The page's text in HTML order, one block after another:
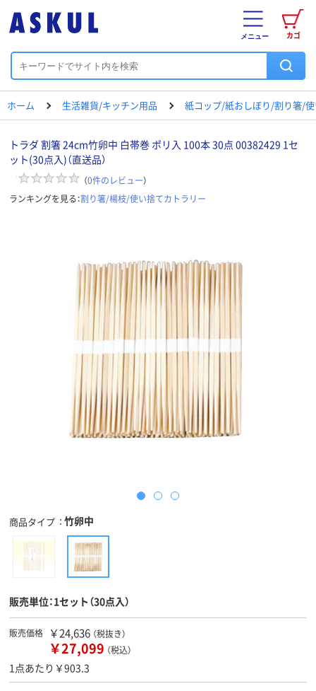
カゴ
メニュー
ホーム 生活雑貨/キッチン用品 紙コップ/紙おしぼり/割り箸/
トラダ 割箸 24cm竹卵中 白帯巻 ポリ入 100本 30点 00382429 1セ
ット(30点入)（直送品）
（0件のレビュー）
ランキングを見る：割り箸/楊枝/使い捨てカトラリー
商品タイプ 竹卵中
販売単位：1セット（30点入）
販売価格 ￥24,636 （税抜き）
￥27,099 （税込）
1点あたり￥903.3